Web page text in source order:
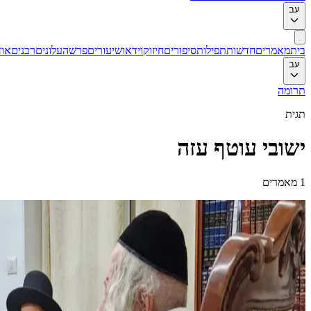
עב
ביתמאמריםחדשותתפילותסיפוריםחיזוקוידאושיעוריםפרשהעלוניםרבנים
עב
תרומה
תגית
ישובי עוטף עזה
1 מאמרים